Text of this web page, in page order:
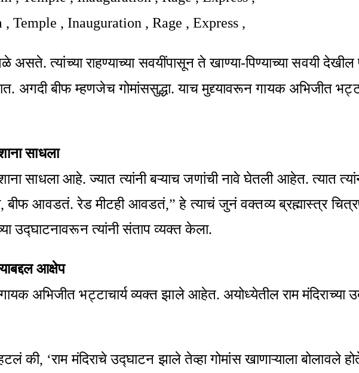
Temple , Inauguration , Rage , Express ,
असते. त्यांच्या राहण्याच्या सवयींपासून ते खाण्या-पिण्याच्या सवयी
अगदी बीफ म्हणजेच गोमांससुद्धा. याच मुद्द्यावरून गायक अभिजीत
साधला
साधला आहे. ज्यात त्यांनी बऱ्याच जणांची नावे घेतली आहेत. त्यात
आवडतं. रेड मीटही आवडतं,” हे त्याचं जुनं वक्तव्य ब्रह्मास्त्र
उद्घाटनावरून त्यांनी संताप व्यक्त केला.
आक्षेप
अभिजीत भट्टाचार्य व्यक्त झाले आहेत. अयोध्येतील राम मंदिराच्या
की, ‘राम मंदिराचे उद्घाटन झाले तेव्हा गोमांस खाणाऱ्याला बोलावले